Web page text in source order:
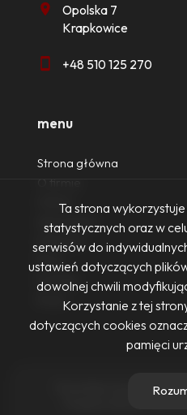
Opolska 7
Krapkowice
+48 510 125 270
menu
Strona główna
Oferty
Zgłoszenia
Ulubione
Blog
Kontakt
Rodo
Firma Nieruchomości
Ta strona
statystycznych oraz w
serwisów do
ustawień dotyczących
dowolnej chwili
Korzystanie z tej
dotyczących cookies
pamięci